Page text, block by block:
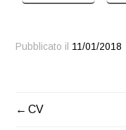
Pubblicato il 11/01/2018
NAVIGAZIONE
CV